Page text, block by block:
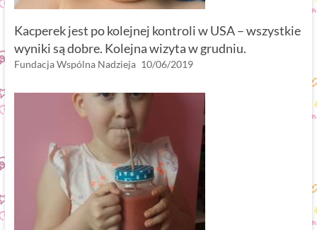
Kacperek jest po kolejnej kontroli w USA – wszystkie
wyniki są dobre. Kolejna wizyta w grudniu.
Fundacja Wspólna Nadzieja 10/06/2019